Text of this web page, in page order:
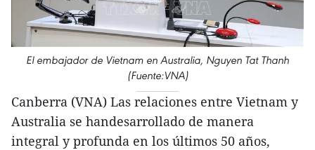
El embajador de Vietnam en Australia, Nguyen Tat Thanh
(Fuente:VNA)
Canberra (VNA) Las relaciones entre Vietnam y
Australia se handesarrollado de manera
integral y profunda en los últimos 50 años,